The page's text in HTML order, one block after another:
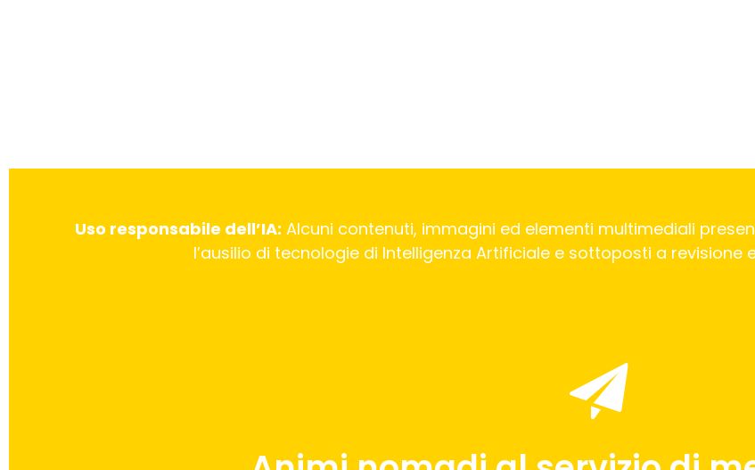
Uso responsabile dell’IA: Alcuni contenuti, immagini ed elementi multimediali
l’ausilio di tecnologie di Intelligenza Artificiale e sottoposti a revisione